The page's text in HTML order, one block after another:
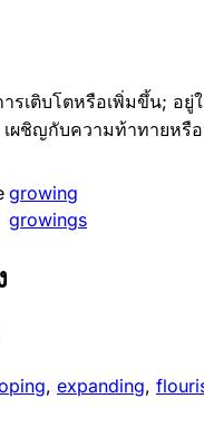
รเติบโตหรือเพิ่มขึ้น; อยู่
ผชิญกับความท้าทายหรื
growing
growings
, expanding,